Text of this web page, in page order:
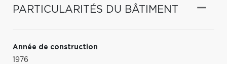
PARTICULARITÉS DU BÂTIMENT
Année de construction
1976